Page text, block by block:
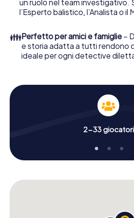
click su nostro Negozio di Biglietti, e
nella tua casella di posta elettronica.
Cosa stai aspettando? Bornheim
un ruolo nel team investigativo.
l’Esperto balistico, l’Analista o il
👪Perfetto per amici e famiglie –
e storia adatta a tutti rendono
ideale per ogni detective
2-33 giocatori